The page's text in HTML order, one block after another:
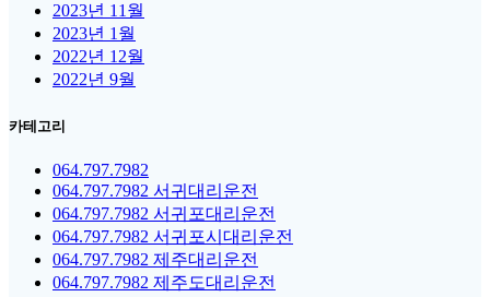
2023년 11월
2023년 1월
2022년 12월
2022년 9월
카테고리
064.797.7982
064.797.7982 서귀대리운전
064.797.7982 서귀포대리운전
064.797.7982 서귀포시대리운전
064.797.7982 제주대리운전
064.797.7982 제주도대리운전